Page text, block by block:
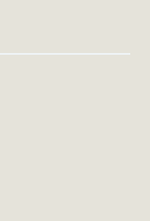
d'informations.